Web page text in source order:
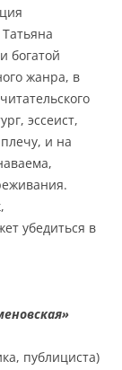
богатой
жанра, в
эссеист,
и на
убедиться в
публициста)